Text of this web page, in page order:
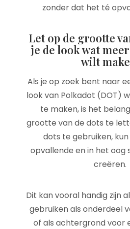
zonder dat het té
Let op de grootte
je de look wat
wilt
Als je op zoek bent naar
look van Polkadot (DOT)
te maken, is het
grootte van de dots te
dots te gebruiken,
opvallende en in het oog
creëren.
Dit kan vooral handig zijn
gebruiken als onderdeel
of als achtergrond voor